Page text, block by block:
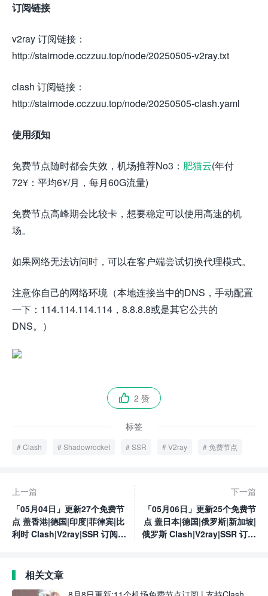
订阅链接
v2ray 订阅链接：
http://stairnode.cczzuu.top/node/20250505-v2ray.txt
clash 订阅链接：
http://stairnode.cczzuu.top/node/20250505-clash.yaml
使用须知
免费节点随时都会失效，机场推荐No3： 肥猫云(年付
72¥：平均6¥/月，每月60G流量)
免费节点高峰期会比较卡，想要稳定可以使用高速的机
场。
如果网络无法访问时，可以在客户端尝试切换代理模式。
注意你自己的网络环境（本地连接当中的DNS，手动配置
一下：114.114.114.114，8.8.8.8或是其它公共的
DNS。）
 2 赞
标签
Clash Shadowrocket SSR V2ray 免费节点
上一篇
「05月04日」更新27个免费节
点 盖香港|德国|印度|菲律宾|比
利时 Clash|V2ray|SSR 订阅链
下一篇
「05月06日」更新25个免费节
点 盖日本|德国|俄罗斯|新加坡|
俄罗斯 Clash|V2ray|SSR 订阅
相关文章